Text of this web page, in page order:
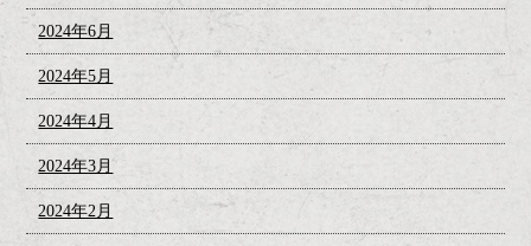
2024年6月
2024年5月
2024年4月
2024年3月
2024年2月